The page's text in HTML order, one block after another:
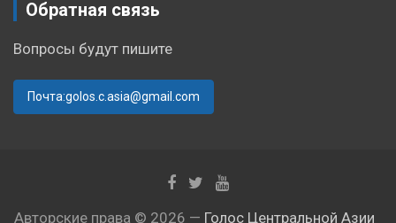
Обратная связь
Вопросы будут пишите
Почта:golos.c.asia@gmail.com
Авторские права © 2026 — Голос Центральной Азии